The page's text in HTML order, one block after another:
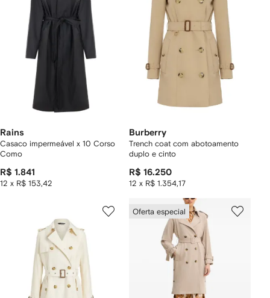
Rains
Casaco impermeável x 10 Corso
Como
R$ 1.841
12 x R$ 153,42
Burberry
Trench coat com abotoamento
duplo e cinto
R$ 16.250
12 x R$ 1.354,17
Oferta especial